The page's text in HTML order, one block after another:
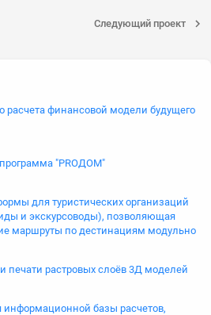
Следующий проект
расчета финансовой модели будущего
"PROДОМ"
для туристических организаций
и экскурсоводы), позволяющая
маршруты по дестинациям модульно
печати растровых слоёв 3Д моделей
базы расчетов,